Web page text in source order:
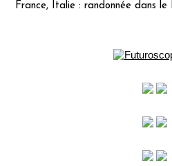
France, Italie : randonnée dans